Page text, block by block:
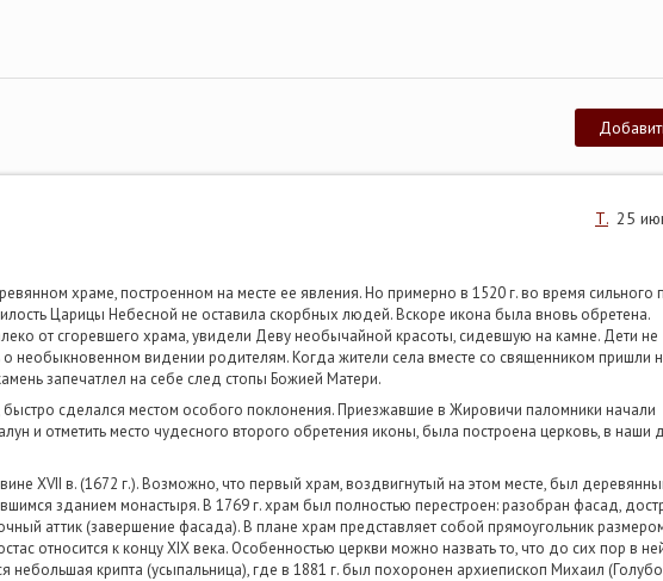
Т. 25
храме, построенном на месте ее явления. Но примерно в 1520 г. во время сильного
Царицы Небесной не оставила скорбных людей. Вскоре икона была вновь обретена.
от сгоревшего храма, увидели Деву необычайной красоты, сидевшую на камне. Дети не
необыкновенном видении родителям. Когда жители села вместе со священником пришли
запечатлел на себе след стопы Божией Матери.
сделался местом особого поклонения. Приезжавшие в Жировичи паломники начали
и отметить место чудесного второго обретения иконы, была построена церковь, в наши
XVII в. (1672 г.). Возможно, что первый храм, воздвигнутый на этом месте, был
зданием монастыря. В 1769 г. храм был полностью перестроен: разобран фасад,
аттик (завершение фасада). В плане храм представляет собой прямоугольник
относится к концу XIX века. Особенностью церкви можно назвать то, что до сих пор в
крипта (усыпальница), где в 1881 г. был похоронен архиепископ Михаил